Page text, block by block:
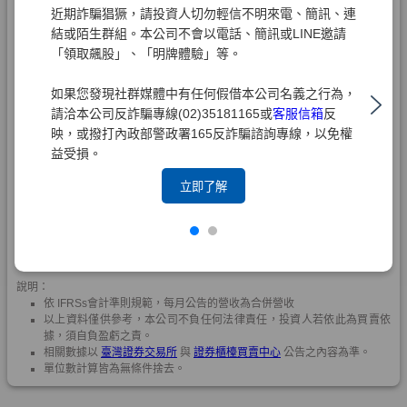
近期詐騙猖獗，請投資人切勿輕信不明來電、簡訊、連
結或陌生群組。本公司不會以電話、簡訊或LINE邀請
「領取飆股」、「明牌體驗」等。
如果您發現社群媒體中有任何假借本公司名義之行為，
請洽本公司反詐騙專線(02)35181165或客服信箱反
映，或撥打內政部警政署165反詐騙諮詢專線，以免權
益受損。
立即了解